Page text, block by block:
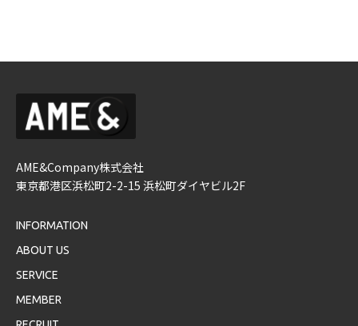
AME&Company株式会社
東京都港区浜松町2-2-15 浜松町ダイヤビル2F
INFORMATION
ABOUT US
SERVICE
MEMBER